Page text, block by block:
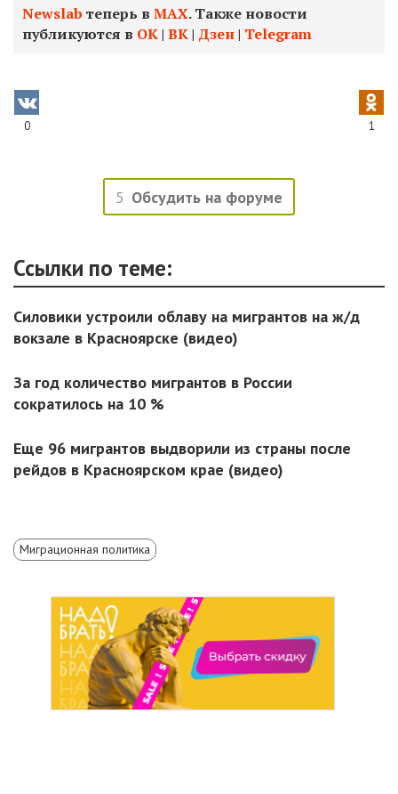
Newslab теперь в МАХ. Также новости
публикуются в ОК| ВК| Дзен| Telegram
0 1
5 Обсудить на форуме
Ссылки по теме:
Силовики устроили облаву на мигрантов на ж/д
вокзале в Красноярске (видео)
За год количество мигрантов в России
сократилось на 10 %
Еще 96 мигрантов выдворили из страны после
рейдов в Красноярском крае (видео)
Миграционная политика